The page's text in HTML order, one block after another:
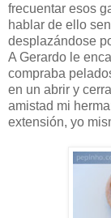
frecuentar esos
hablar de ello
desplazándose
A Gerardo le
compraba
en un abrir y
amistad mi
extensión, yo